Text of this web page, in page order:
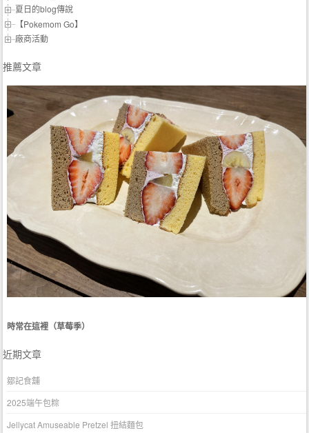
夏日的blog傳說
【Pokemom Go】
廠商活動
推薦文章
時常在這裡（草莓季）
近期文章
鄒記食舖
2025端午包粽
Jellycat Amuseable Pretzel 扭結麵包